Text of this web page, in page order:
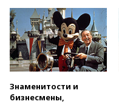
Знаменитости и
бизнесмены,